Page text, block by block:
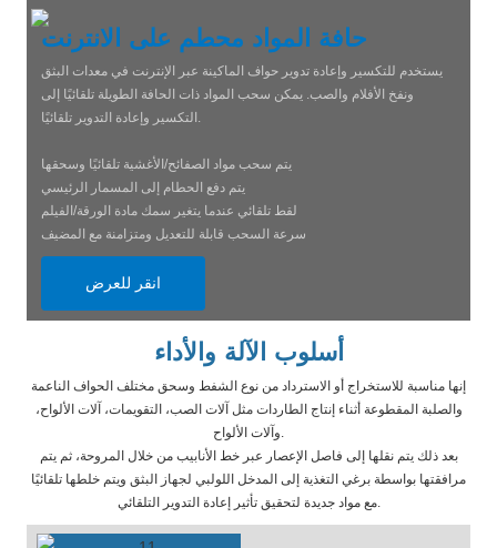
حافة المواد محطم على الانترنت
يستخدم للتكسير وإعادة تدوير حواف الماكينة عبر الإنترنت في معدات البثق
ونفخ الأفلام والصب. يمكن سحب المواد ذات الحافة الطويلة تلقائيًا إلى
التكسير وإعادة التدوير تلقائيًا.
يتم سحب مواد الصفائح/الأغشية تلقائيًا وسحقها
يتم دفع الحطام إلى المسمار الرئيسي
لقط تلقائي عندما يتغير سمك مادة الورقة/الفيلم
سرعة السحب قابلة للتعديل ومتزامنة مع المضيف
انقر للعرض
أسلوب الآلة والأداء
إنها مناسبة للاستخراج أو الاسترداد من نوع الشفط وسحق مختلف الحواف الناعمة
والصلبة المقطوعة أثناء إنتاج الطاردات مثل آلات الصب، التقويمات، آلات الألواح،
بعد ذلك يتم نقلها إلى فاصل الإعصار عبر خط الأنابيب من خلال المروحة، ثم يتم
مرافقتها بواسطة برغي التغذية إلى المدخل اللولبي لجهاز البثق ويتم خلطها تلقائيًا
مع مواد جديدة لتحقيق تأثير إعادة التدوير التلقائي.